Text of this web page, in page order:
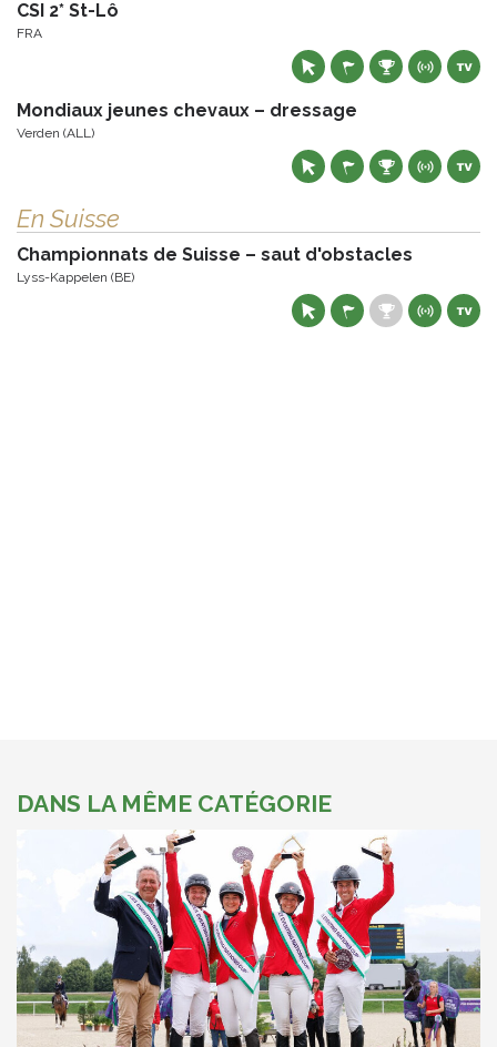
CSI 2* St-Lô
FRA
Mondiaux jeunes chevaux – dressage
Verden (ALL)
En Suisse
Championnats de Suisse – saut d'obstacles
Lyss-Kappelen (BE)
DANS LA MÊME CATÉGORIE